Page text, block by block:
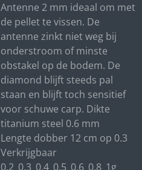
Antenne 2 mm ideaal om met
de pellet te vissen. De
antenne zinkt niet weg bij
onderstroom of minste
obstakel op de bodem. De
diamond blijft steeds pal
staan en blijft toch sensitief
voor schuwe carp. Dikte
titanium steel 0.6 mm
Lengte dobber 12 cm op 0.3
Verkrijgbaar
0.2_0.3_0.4_0.5_0.6_0.8_1g